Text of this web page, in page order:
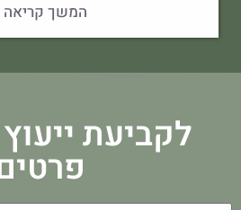
המשך קריאה
לקביעת